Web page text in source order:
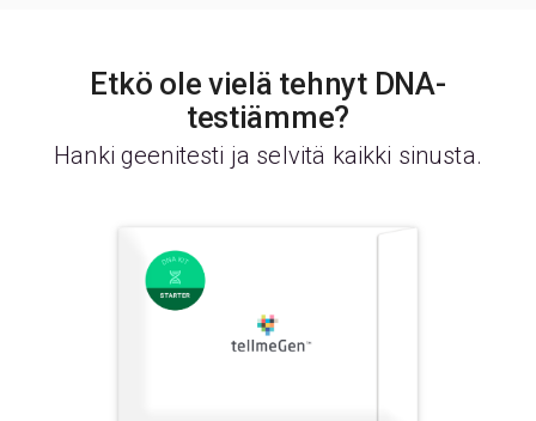
Etkö ole vielä tehnyt DNA-
testiämme?
Hanki geenitesti ja selvitä kaikki sinusta.